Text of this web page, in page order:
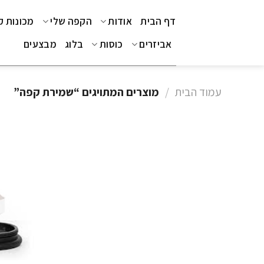
דף הבית אודות הקפה שלי
מכונות
אביזרים
כוסות בלוג מבצעים
עמוד הבית / מוצרים המתויגים “שמירת קפה”